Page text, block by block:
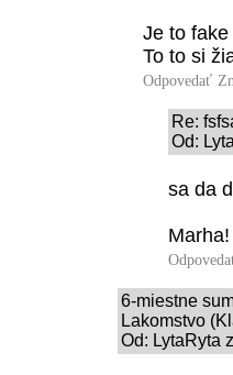
Je to
To to si
Odpovedať
Re:
Od:
sa da
6-miestne
Lakomstvo
Od: LytaRyta